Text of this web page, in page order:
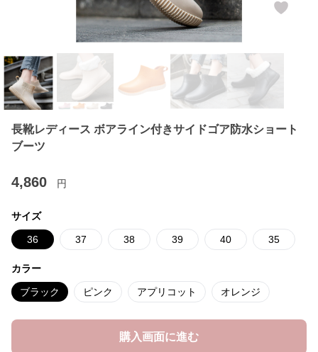
長靴レディース ボアライン付きサイドゴア防水ショート
ブーツ
4,860 円
サイズ
36 37 38 39 40 35
カラー
ブラック ピンク アプリコット オレンジ
購入画面に進む